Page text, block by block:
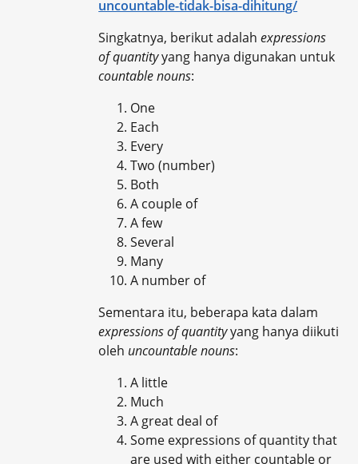
uncountable-tidak-bisa-dihitung/
Singkatnya, berikut adalahexpressions
of quantityyang hanya digunakan untuk
countable nouns:
One
Each
Every
Two (number)
Both
A couple of
A few
Several
Many
A number of
Sementara itu, beberapa kata dalam
expressions of quantityyang hanya diikuti
oleh uncountable nouns:
A little
Much
A great deal of
Some expressions of quantity that
are used with either countable or